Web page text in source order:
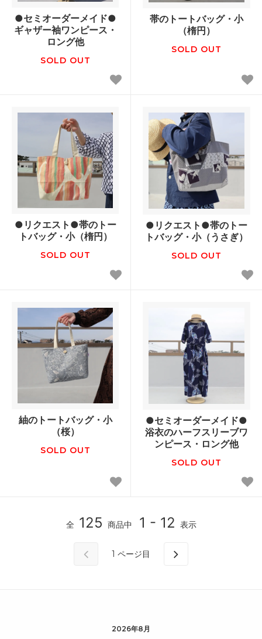
●セミオーダーメイド●
ギャザー袖ワンピース・
ロング他
SOLD OUT
帯のトートバッグ・小
（楕円）
SOLD OUT
●リクエスト●帯のトー
トバッグ・小（楕円）
SOLD OUT
●リクエスト●帯のトー
トバッグ・小（うさぎ）
SOLD OUT
紬のトートバッグ・小
（桜）
SOLD OUT
●セミオーダーメイド●
浴衣のハーフスリーブワ
ンピース・ロング他
SOLD OUT
全 125 商品中 1 - 12 表示
1 ページ目
2026年8月